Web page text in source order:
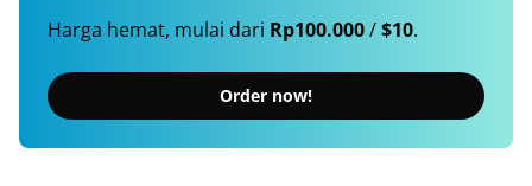
Harga hemat, mulai dari Rp100.000/$10.
Order now!